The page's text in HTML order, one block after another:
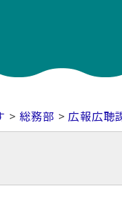
> 総務部 >広報広聴